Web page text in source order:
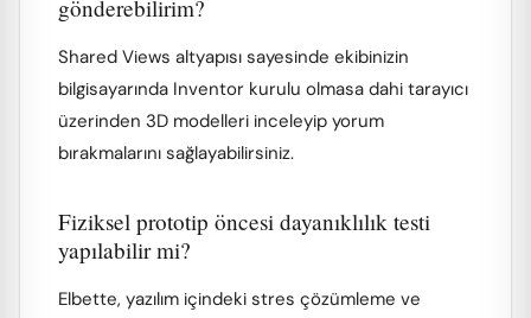
gönderebilirim?
Shared Views altyapısı sayesinde ekibinizin
bilgisayarında Inventor kurulu olmasa dahi tarayıcı
üzerinden 3D modelleri inceleyip yorum
bırakmalarını sağlayabilirsiniz.
Fiziksel prototip öncesi dayanıklılık testi
yapılabilir mi?
Elbette, yazılım içindeki stres çözümleme ve